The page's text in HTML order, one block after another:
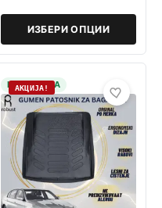
ИЗБЕРИ ОПЦИИ
НА ЗАЛИХА
АКЦИЈА!